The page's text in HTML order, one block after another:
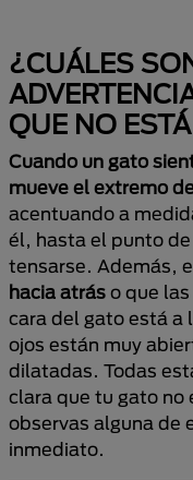
¿CUÁLES
QUE NO
Cuando un gato
mueve el extremo
acentuando a
él, hasta el punto
tensarse. Además,
hacia atrás o que
cara del gato está a
ojos están muy
dilatadas. Todas
clara que tu gato no
observas alguna de
inmediato.